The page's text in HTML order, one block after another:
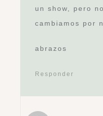
un show, pero
cambiamos por
abrazos
Responder